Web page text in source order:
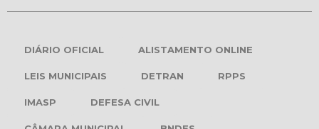
DIÁRIO OFICIAL ALISTAMENTO ONLINE
LEIS MUNICIPAIS DETRAN RPPS
IMASP DEFESA CIVIL